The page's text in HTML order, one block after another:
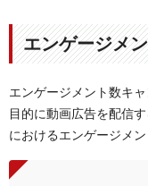
エンゲージメ
エンゲージメント数キ
目的に動画広告を配信
におけるエンゲージメ